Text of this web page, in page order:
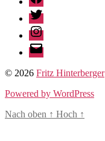
Twitter
Instagram
E-
Mail
© 2026 Fritz Hinterberger
Powered by WordPress
Nach oben ↑ Hoch ↑